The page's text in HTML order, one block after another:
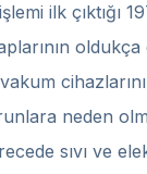
ilk çıktığı
neden
sıvı ve